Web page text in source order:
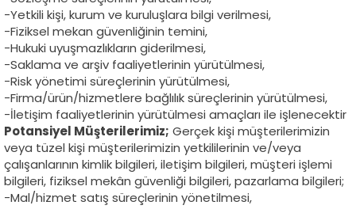
-Yetkili kişi, kurum ve kuruluşlara bilgi verilmesi,
-Fiziksel mekan güvenliğinin temini,
-Hukuki uyuşmazlıkların giderilmesi,
-Saklama ve arşiv faaliyetlerinin yürütülmesi,
-Risk yönetimi süreçlerinin yürütülmesi,
-Firma/ürün/hizmetlere bağlılık süreçlerinin yürütülmesi,
-İletişim faaliyetlerinin yürütülmesi amaçları ile işlenecektir
Potansiyel Müşterilerimiz; Gerçek kişi müşterilerimizin
veya tüzel kişi müşterilerimizin yetkililerinin ve/veya
çalışanlarının kimlik bilgileri, iletişim bilgileri, müşteri işlemi
bilgileri, fiziksel mekân güvenliği bilgileri, pazarlama bilgileri;
-Mal/hizmet satış süreçlerinin yönetilmesi,